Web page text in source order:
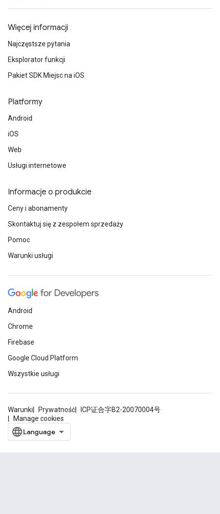
Więcej informacji
Najczęstsze pytania
Eksplorator funkcji
Pakiet SDK Miejsc na iOS
Platformy
Android
iOS
Web
Usługi internetowe
Informacje o produkcie
Ceny i abonamenty
Skontaktuj się z zespołem sprzedaży
Pomoc
Warunki usługi
Android
Chrome
Firebase
Google Cloud Platform
Wszystkie usługi
Warunki Prywatność
ICP证合字B2-20070004号
Manage cookies